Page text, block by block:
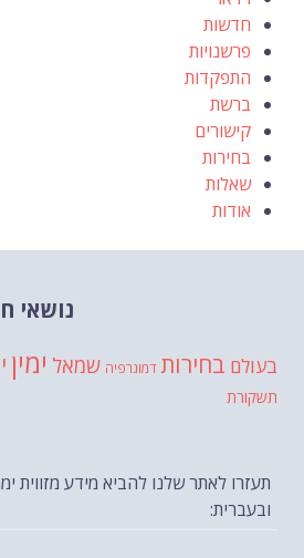
חדשות
פרשנויות
התפקדות
ברשת
קישורים
בחירות
שאלות
אודות
נושאי
בעולם בחירות דמוגרפיה שמאל ימין
תשקורת
תעזרו לאתר שלנו להביא מידע מזווית
ובעברית: